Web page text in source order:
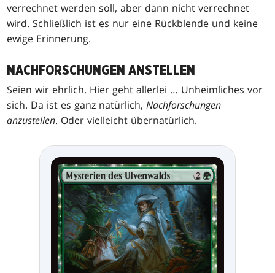
verrechnet werden soll, aber dann nicht verrechnet
wird. Schließlich ist es nur eine Rückblende und keine
ewige Erinnerung.
NACHFORSCHUNGEN ANSTELLEN
Seien wir ehrlich. Hier geht allerlei … Unheimliches vor
sich. Da ist es ganz natürlich,Nachforschungen
anzustellen. Oder vielleicht übernatürlich.